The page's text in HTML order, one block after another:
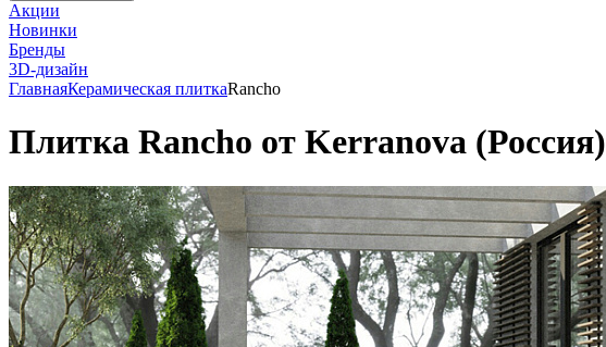
Акции
Новинки
Бренды
3D-дизайн
ГлавнаяКерамическая плиткаRancho
Плитка Rancho от Kerranova (Россия)